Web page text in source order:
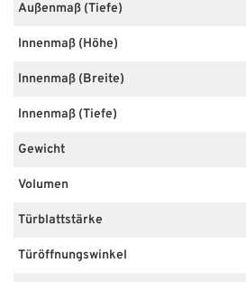
Außenmaß (Tiefe)
Innenmaß (Höhe)
Innenmaß (Breite)
Innenmaß (Tiefe)
Gewicht
Volumen
Türblattstärke
Türöffnungswinkel